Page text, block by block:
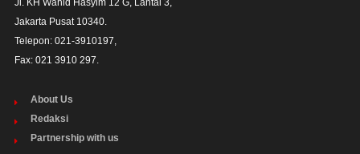
Jakarta Pusat 10340.
Telepon: 021-3910197,
Fax: 021 3910 297.
About Us
Redaksi
Partnership with us